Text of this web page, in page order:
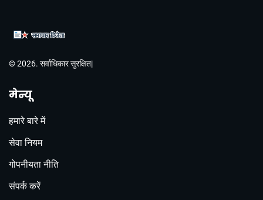
© 2026. सर्वाधिकार सुरक्षित|
मेन्यू
हमारे बारे में
सेवा नियम
गोपनीयता नीति
संपर्क करें